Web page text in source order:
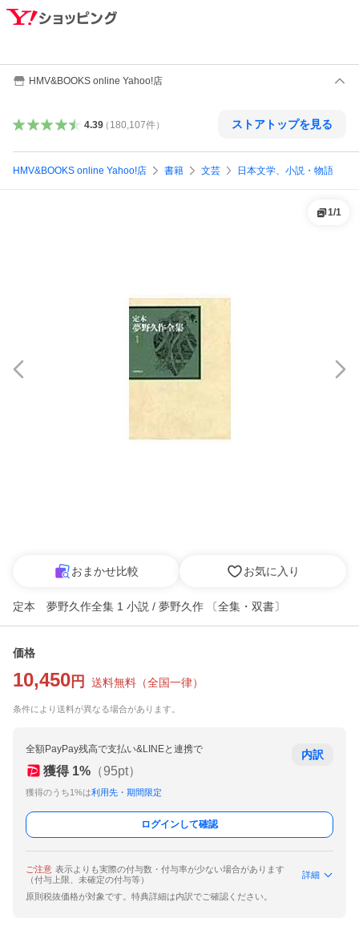
HMV&BOOKS online Yahoo!店
4.39（ 180,107件） ストアトップを見る
HMV&BOOKS online Yahoo!店 書籍 文芸 日本文学、小説・物語
1/1
おまかせ比較 お気に入り
定本 夢野久作全集 1 小説 / 夢野久作 〔全集・双書〕
価格
10,450 円 送料無料 （全国一律）
条件により送料が異なる場合があります。
全額PayPay残高で支払い&LINEと連携で
獲得 1% （95pt）
獲得のうち1%は利用先・期間限定
内訳
ログインして確認
ご注意 表示よりも実際の付与数・付与率が少ない場合があります
（付与上限、未確定の付与等）
詳細
原則税抜価格が対象です。特典詳細は内訳でご確認ください。